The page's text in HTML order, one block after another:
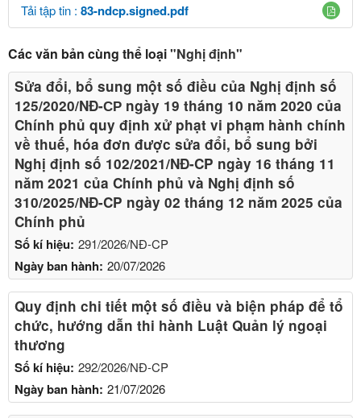
Tải tập tin : 83-ndcp.signed.pdf
Các văn bản cùng thể loại"Nghị định"
Số kí hiệu: 291/2026/NĐ-CP
Ngày ban hành: 20/07/2026
Sửa đổi, bổ sung một số điều của Nghị định số
125/2020/NĐ-СР ngày 19 tháng 10 năm 2020 của
Chính phủ quy định xử phạt vi phạm hành chính
về thuế, hóa đơn được sửa đổi, bổ sung bởi
Nghị định số 102/2021/NĐ-CP ngày 16 tháng 11
năm 2021 của Chính phủ và Nghị định số
310/2025/NĐ-CP ngày 02 tháng 12 năm 2025 của
Chính phủ
Số kí hiệu: 292/2026/NĐ-CP
Ngày ban hành: 21/07/2026
Quy định chi tiết một số điều và biện pháp để tổ
chức, hướng dẫn thi hành Luật Quản lý ngoại
thương